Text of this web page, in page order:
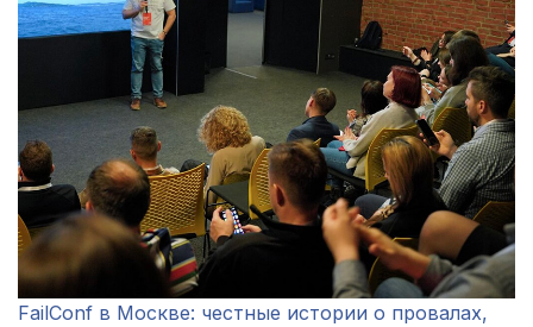
FailConf в Москве: честные истории о провалах,